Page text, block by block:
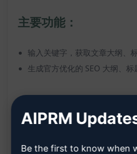
主要功能：
输入关键字，获取文章大纲、
生成官方优化的 SEO 大纲、标
相关好处：
AIPRM
Be the first to know when